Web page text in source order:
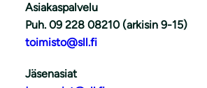
Asiakaspalvelu
Puh. 09 228 08210 (arkisin 9-15)
toimisto@sll.fi
Jäsenasiat